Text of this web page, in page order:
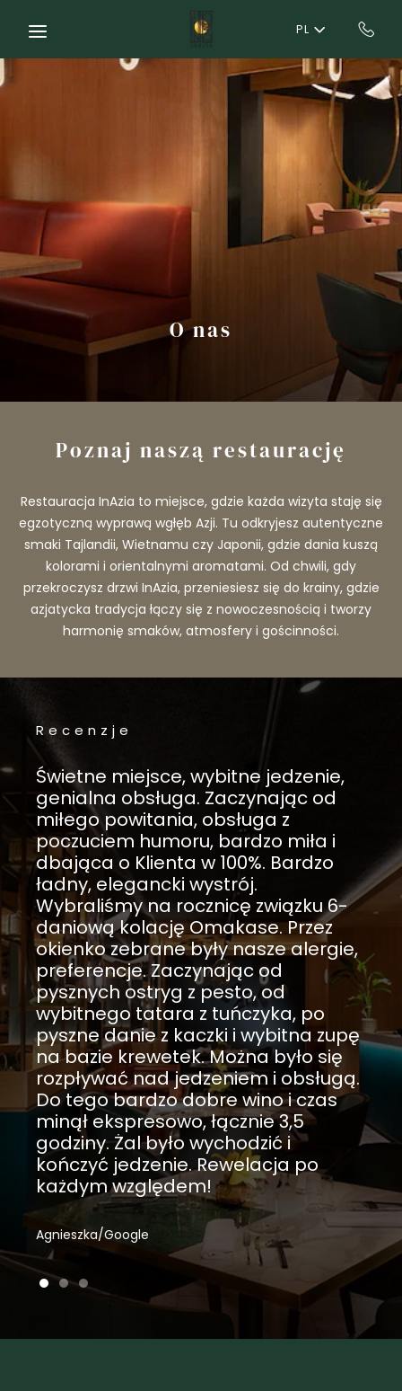
PL
O nas
Poznaj naszą restaurację
Restauracja InAzia to miejsce, gdzie każda wizyta staję się
egzotyczną wyprawą wgłęb Azji. Tu odkryjesz autentyczne
smaki Tajlandii, Wietnamu czy Japonii, gdzie dania kuszą
kolorami i orientalnymi aromatami. Od chwili, gdy
przekroczysz drzwi InAzia, przeniesiesz się do krainy, gdzie
azjatycka tradycja łączy się z nowoczesnością i tworzy
harmonię smaków, atmosfery i gościnności.
Recenzje
Świetne miejsce, wybitne jedzenie,
genialna obsługa. Zaczynając od
miłego powitania, obsługa z
poczuciem humoru, bardzo miła i
dbająca o Klienta w 100%. Bardzo
ładny, elegancki wystrój.
Wybraliśmy na rocznicę związku 6-
daniową kolację Omakase. Przez
okienko zebrane były nasze alergie,
preferencje. Zaczynając od
pysznych ostryg z pesto, od
wybitnego tatara z tuńczyka, po
pyszne danie z kaczki i wybitna zupę
na bazie krewetek. Można było się
rozpływać nad jedzeniem i obsługą.
Do tego bardzo dobre wino i czas
minął ekspresowo, łącznie 3,5
godziny. Żal było wychodzić i
kończyć jedzenie. Rewelacja po
każdym względem!
Agnieszka/Google
3 of 3